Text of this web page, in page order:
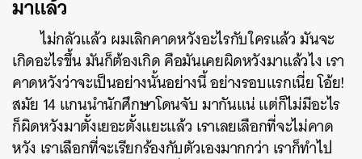
ไม่กลัวแล้ว ผมเลิกคาดหวังอะไรกับใครแล้ว มันจะ
เกิดอะไรขึ้น มันก็ต้องเกิด คือมันเคยผิดหวังมาแล้วไง เรา
คาดหวังว่าจะเป็นอย่างนั้นอย่างนี้ อย่างรอบแรกเนี่ย โอ้ย!
สมัย 14 แกนนำนักศึกษาโดนจับ มากันแน่ แต่ก็ไม่มีอะไร
ก็ผิดหวังมาตั้งเยอะตั้งแยะแล้ว เราเลยเลือกที่จะไม่คาด
หวัง เราเลือกที่จะเรียกร้องกับตัวเองมากกว่า เราก็ทำไป